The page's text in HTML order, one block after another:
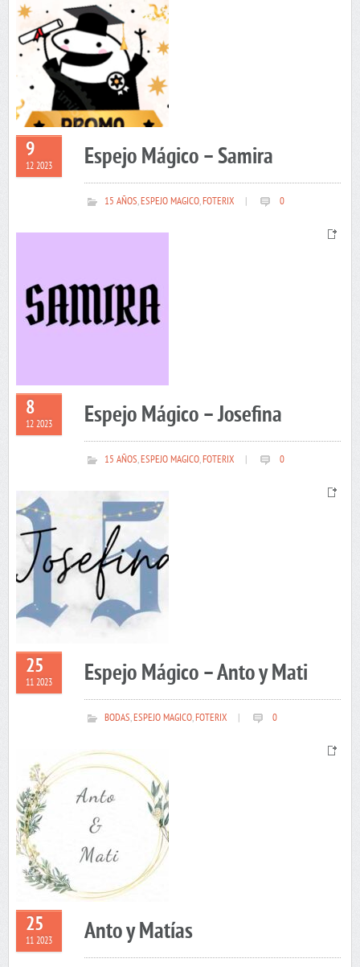
9
12 2023 Espejo Mágico – Samira
15 AÑOS,ESPEJO MAGICO,FOTERIX 0
8
12 2023 Espejo Mágico – Josefina
15 AÑOS,ESPEJO MAGICO,FOTERIX 0
25
11 2023 Espejo Mágico – Anto y Mati
BODAS,ESPEJO MAGICO,FOTERIX 0
25
11 2023 Anto y Matías